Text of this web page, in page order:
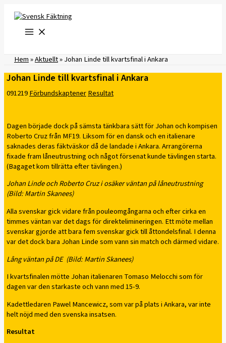
innehåll
Hem»Aktuellt»Johan Linde till kvartsfinal i Ankara
Johan Linde till kvartsfinal i Ankara
091219FörbundskaptenerResultat
Dagen började dock på sämsta tänkbara sätt för Johan och kompisen
Roberto Cruz från MF19. Liksom för en dansk och en italienare
saknades deras fäktväskor då de landade i Ankara. Arrangörerna
fixade fram låneutrustning och något försenat kunde tävlingen starta.
(Bagaget kom tillrätta efter tävlingen.)
Johan Linde och Roberto Cruz i osäker väntan på låneutrustning
(Bild: Martin Skanees)
Alla svenskar gick vidare från pouleomgångarna och efter cirka en
timmes väntan var det dags för direktelimineringen. Ett möte mellan
svenskar gjorde att bara fem svenskar gick till åttondelsfinal. I denna
var det dock bara Johan Linde som vann sin match och därmed vidare.
Lång väntan på DE (Bild: Martin Skanees)
I kvartsfinalen mötte Johan italienaren Tomaso Melocchi som för
dagen var den starkaste och vann med 15-9.
Kadettledaren Pawel Mancewicz, som var på plats i Ankara, var inte
helt nöjd med den svenska insatsen.
Resultat